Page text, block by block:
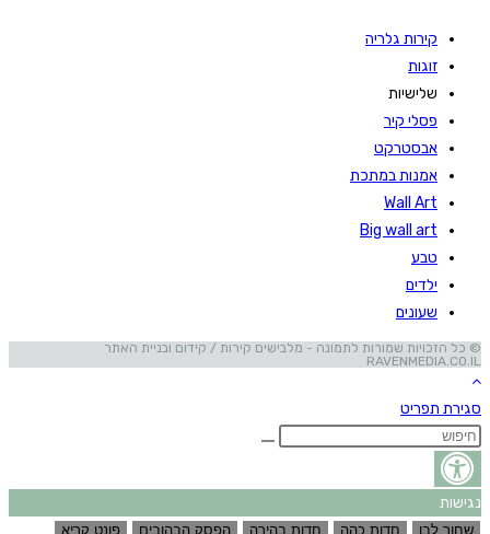
קירות גלריה
זוגות
שלישיות
פסלי קיר
אבסטרקט
אמנות במתכת
Wall Art
Big wall art
טבע
ילדים
שעונים
© כל הזכויות שמורות לתמונה - מלבישים קירות / קידום ובניית האתר
RAVENMEDIA.CO.IL
סגירת תפריט
נגישות
שחור לבן חדות כהה חדות בהירה הפסק הבהובים פונט קריא